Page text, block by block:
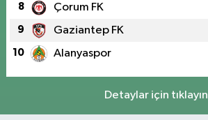
8 Çorum FK
9 Gaziantep FK
10 Alanyaspor
Detaylar için tıklayın